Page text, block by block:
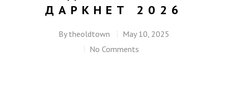
ДАРКНЕТ 2026
By theoldtown
May 10, 2025
No Comments